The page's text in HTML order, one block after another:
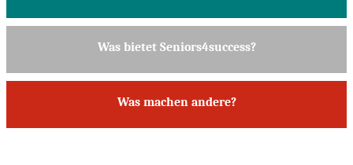
Was bietet Seniors4success?
Was machen andere?